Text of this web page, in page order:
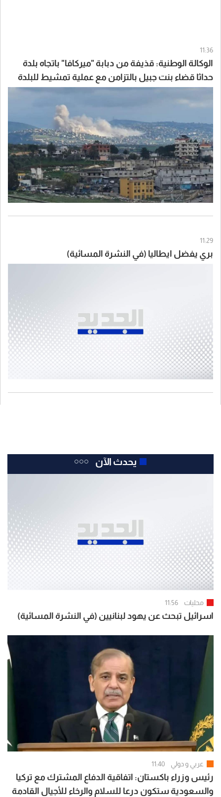
11:36
الوكالة الوطنية: قذيفة من دبابة "ميركافا" باتجاه بلدة
حداثا قضاء بنت جبيل بالتزامن مع عملية تمشيط للبلدة
11:29
بري يفضل ايطاليا (في النشرة المسائية)
يحدث الآن
محليات 11:56
اسرائيل تبحث عن يهود لبنانيين (في النشرة المسائية)
عربي و دولي 11:40
رئيس وزراء باكستان: اتفاقية الدفاع المشترك مع تركيا
والسعودية ستكون درعا للسلام والرخاء للأجيال القادمة